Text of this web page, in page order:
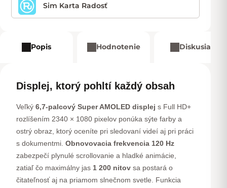
Sim Karta Radosť
Popis Hodnotenie Diskusia
Displej, ktorý pohltí každý obsah
Veľký 6,7-palcový Super AMOLED displej s Full HD+
rozlíšením 2340 × 1080 pixelov ponúka sýte farby a
ostrý obraz, ktorý oceníte pri sledovaní videí aj pri práci
s dokumentmi. Obnovovacia frekvencia 120 Hz
zabezpečí plynulé scrollovanie a hladké animácie,
zatiaľ čo maximálny jas 1 200 nitov sa postará o
čitateľnosť aj na priamom slnečnom svetle. Funkcia